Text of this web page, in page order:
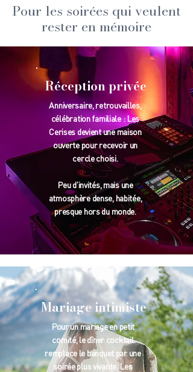
Pour les soirées qui veulent
rester en mémoire
Réception privée
Anniversaire, retrouvailles,
célébration familiale : Les
Cerises devient une maison
ouverte pour recevoir un
cercle choisi.
Peu d’invités, mais une
atmosphère dense, habitée,
presque hors du monde.
Mariage intimiste
Pour un mariage en petit
comité, le dîner cocktail
remplace le banquet par une
soirée plus vivante. Les